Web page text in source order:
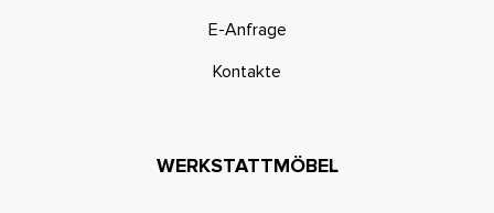
E-Anfrage
Kontakte
WERKSTATTMÖBEL